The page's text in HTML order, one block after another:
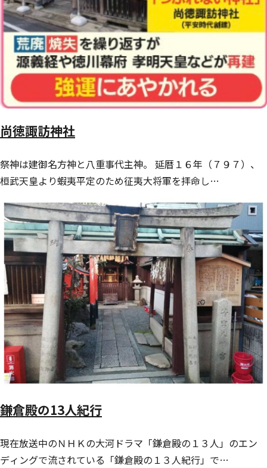
尚徳諏訪神社
祭神は建御名方神と八重事代主神。 延暦１６年（７９７）、
桓武天皇より蝦夷平定のため征夷大将軍を拝命し…
鎌倉殿の13人紀行
現在放送中のＮＨＫの大河ドラマ「鎌倉殿の１３人」のエン
ディングで流されている「鎌倉殿の１３人紀行」で…